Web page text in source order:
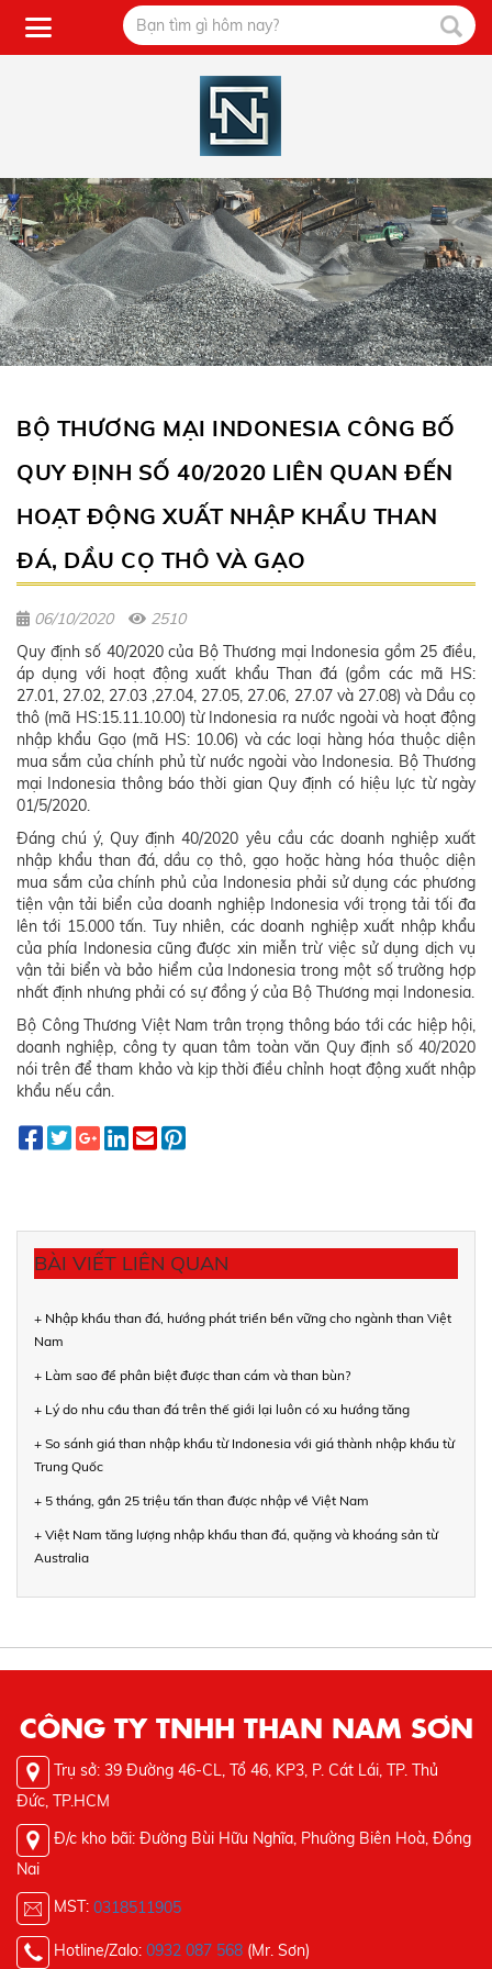
BỘ THƯƠNG MẠI INDONESIA CÔNG BỐ
QUY ĐỊNH SỐ 40/2020 LIÊN QUAN ĐẾN
HOẠT ĐỘNG XUẤT NHẬP KHẨU THAN
ĐÁ, DẦU CỌ THÔ VÀ GẠO
06/10/2020
2510
Quy định số 40/2020 của Bộ Thương mại Indonesia gồm 25 điều,
áp dụng với hoạt động xuất khẩu Than đá (gồm các mã HS:
27.01, 27.02, 27.03 ,27.04, 27.05, 27.06, 27.07 và 27.08) và Dầu cọ
thô (mã HS:15.11.10.00) từ Indonesia ra nước ngoài và hoạt động
nhập khẩu Gạo (mã HS: 10.06) và các loại hàng hóa thuộc diện
mua sắm của chính phủ từ nước ngoài vào Indonesia. Bộ Thương
mại Indonesia thông báo thời gian Quy định có hiệu lực từ ngày
01/5/2020.
Đáng chú ý, Quy định 40/2020 yêu cầu các doanh nghiệp xuất
nhập khẩu than đá, dầu cọ thô, gạo hoặc hàng hóa thuộc diện
mua sắm của chính phủ của Indonesia phải sử dụng các phương
tiện vận tải biển của doanh nghiệp Indonesia với trọng tải tối đa
lên tới 15.000 tấn. Tuy nhiên, các doanh nghiệp xuất nhập khẩu
của phía Indonesia cũng được xin miễn trừ việc sử dụng dịch vụ
vận tải biển và bảo hiểm của Indonesia trong một số trường hợp
nhất định nhưng phải có sự đồng ý của Bộ Thương mại Indonesia.
Bộ Công Thương Việt Nam trân trọng thông báo tới các hiệp hội,
doanh nghiệp, công ty quan tâm toàn văn Quy định số 40/2020
nói trên để tham khảo và kịp thời điều chỉnh hoạt động xuất nhập
khẩu nếu cần.
BÀI VIẾT LIÊN QUAN
+ Nhập khẩu than đá, hướng phát triển bền vững cho ngành than Việt
Nam
+ Làm sao để phân biệt được than cám và than bùn?
+ Lý do nhu cầu than đá trên thế giới lại luôn có xu hướng tăng
+ So sánh giá than nhập khẩu từ Indonesia với giá thành nhập khẩu từ
Trung Quốc
+ 5 tháng, gần 25 triệu tấn than được nhập về Việt Nam
+ Việt Nam tăng lượng nhập khẩu than đá, quặng và khoáng sản từ
Australia
CÔNG TY TNHH THAN NAM SƠN
Trụ sở: 39 Đường 46-CL, Tổ 46, KP3, P. Cát Lái, TP. Thủ
Đức, TP.HCM
Đ/c kho bãi: Đường Bùi Hữu Nghĩa, Phường Biên Hoà, Đồng
Nai
MST: 0318511905
Hotline/Zalo: 0932 087 568 (Mr. Sơn)